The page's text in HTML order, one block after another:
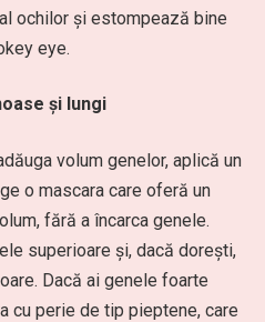
ochilor și estompează bine
eye.
și lungi
volum genelor, aplică un
o mascara care oferă un
fără a încarca genele.
superioare și, dacă dorești,
Dacă ai genele foarte
cu perie de tip pieptene, care